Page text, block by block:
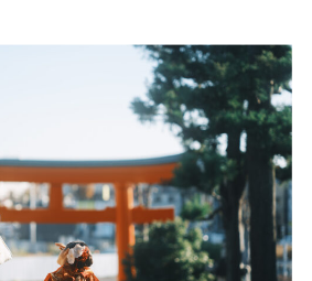
いう意外と知られていないポイン
頃には当日の景色が具体的にイメ
です。 代々木八幡宮が七五三の
選ばれる理由 代々木八幡宮は、渋
る歴史ある神社です。 小田急線
下鉄千代田線「代々木公園駅」
5分というアクセスの良さを持ち